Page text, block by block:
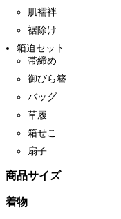
肌襦袢
裾除け
箱迫セット
帯締め
御びら簪
バッグ
草履
箱せこ
扇子
商品サイズ
着物